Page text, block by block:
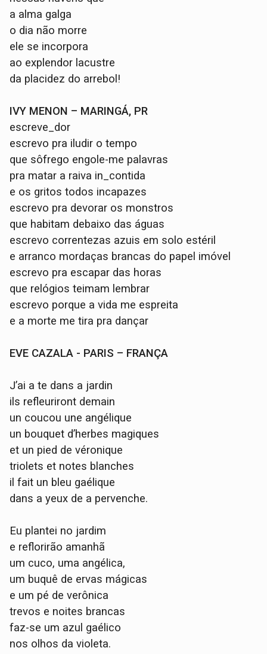
a alma galga
o dia não morre
ele se incorpora
ao explendor lacustre
da placidez do arrebol!
IVY MENON – MARINGÁ, PR
escreve_dor
escrevo pra iludir o tempo
que sôfrego engole-me palavras
pra matar a raiva in_contida
e os gritos todos incapazes
escrevo pra devorar os monstros
que habitam debaixo das águas
escrevo correntezas azuis em solo estéril
e arranco mordaças brancas do papel imóvel
escrevo pra escapar das horas
que relógios teimam lembrar
escrevo porque a vida me espreita
e a morte me tira pra dançar
EVE CAZALA - PARIS – FRANÇA
J’ai a te dans a jardin
ils refleuriront demain
un coucou une angélique
un bouquet d’herbes magiques
et un pied de véronique
triolets et notes blanches
il fait un bleu gaélique
dans a yeux de a pervenche.
Eu plantei no jardim
e reflorirão amanhã
um cuco, uma angélica,
um buquê de ervas mágicas
e um pé de verônica
trevos e noites brancas
faz-se um azul gaélico
nos olhos da violeta.